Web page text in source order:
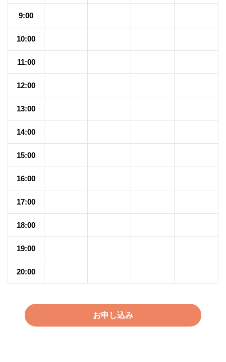
9:00
10:00
11:00
12:00
13:00
14:00
15:00
16:00
17:00
18:00
19:00
20:00
お申し込み